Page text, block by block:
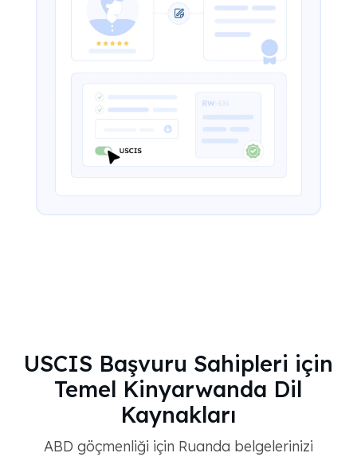
USCIS Başvuru Sahipleri için
Temel Kinyarwanda Dil
Kaynakları
ABD göçmenliği için Ruanda belgelerinizi